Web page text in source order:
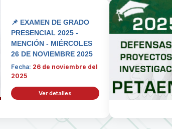
📌 EXAMEN DE GRADO
PRESENCIAL 2025 -
MENCIÓN - MIÉRCOLES
26 DE NOVIEMBRE 2025
Fecha: 26 de noviembre del
2025
Ver detalles